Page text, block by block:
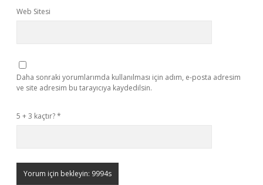
Web Sitesi
Daha sonraki yorumlarımda kullanılması için adım, e-posta adresim
ve site adresim bu tarayıcıya kaydedilsin.
5 + 3 kaçtır?*